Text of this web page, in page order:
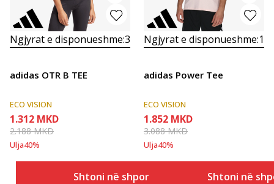
Ngjyrat e disponueshme:3
adidas OTR B TEE
ECO VISION
1.312 MKD
2.188MKD
Ulja40%
Shtoni në shportë
Ngjyrat e disponueshme:1
adidas Power Tee
ECO VISION
1.852 MKD
3.088MKD
Ulja40%
Shtoni në